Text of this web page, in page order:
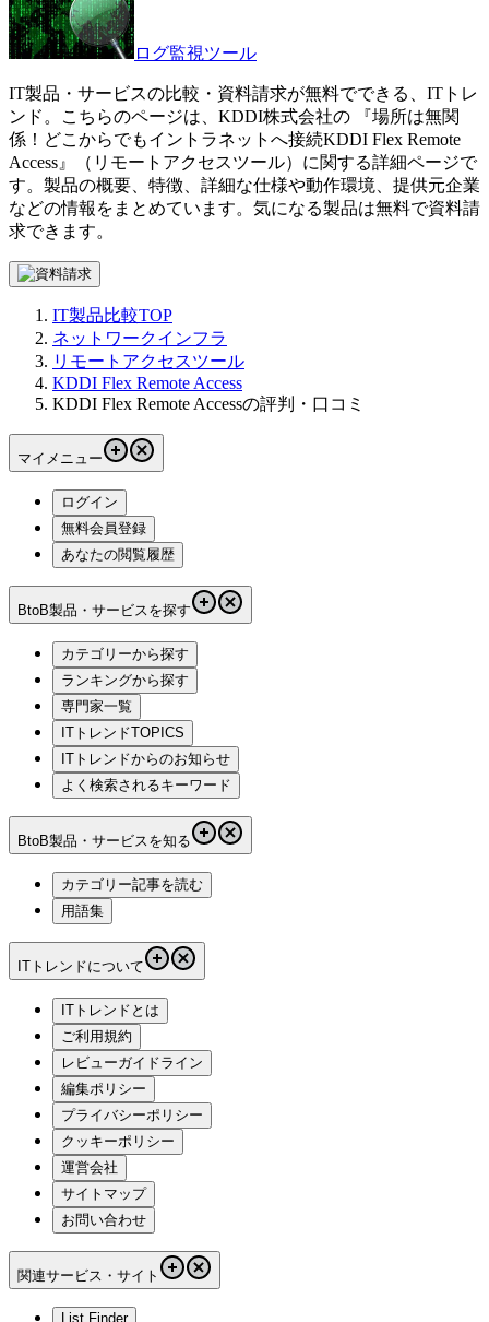
ログ監視ツール
IT製品・サービスの比較・資料請求が無料でできる、ITトレ
ンド。こちらのページは、 KDDI株式会社の 『場所は無関
係！どこからでもイントラネットへ接続KDDI Flex Remote
Access 』（ リモートアクセスツール）に関する詳細ページで
す。製品の概要、特徴、詳細な仕様や動作環境、提供元企業
などの情報をまとめています。気になる製品は無料で資料請
求できます。
IT製品比較TOP
ネットワークインフラ
リモートアクセスツール
KDDI Flex Remote Access
KDDI Flex Remote Accessの評判・口コミ
マイメニュー
ログイン
無料会員登録
あなたの閲覧履歴
BtoB製品・サービスを探す
カテゴリーから探す
ランキングから探す
専門家一覧
ITトレンドTOPICS
ITトレンドからのお知らせ
よく検索されるキーワード
BtoB製品・サービスを知る
カテゴリー記事を読む
用語集
ITトレンドについて
ITトレンドとは
ご利用規約
レビューガイドライン
編集ポリシー
プライバシーポリシー
クッキーポリシー
運営会社
サイトマップ
お問い合わせ
関連サービス・サイト
List Finder